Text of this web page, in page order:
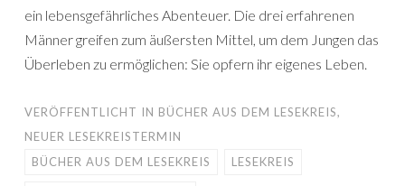
ein lebensgefährliches Abenteuer. Die drei erfahrenen
Männer greifen zum äußersten Mittel, um dem Jungen das
Überleben zu ermöglichen: Sie opfern ihr eigenes Leben.
VERÖFFENTLICHT IN BÜCHER AUS DEM LESEKREIS,
NEUER LESEKREISTERMIN
BÜCHER AUS DEM LESEKREIS
LESEKREIS